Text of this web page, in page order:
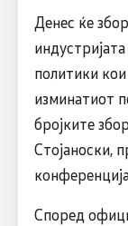
Денес ќе
политики
изминатиот
бројките
Стојаноски,
Според